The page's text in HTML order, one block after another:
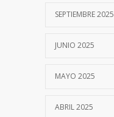
SEPTIEMBRE 2025
JUNIO 2025
MAYO 2025
ABRIL 2025